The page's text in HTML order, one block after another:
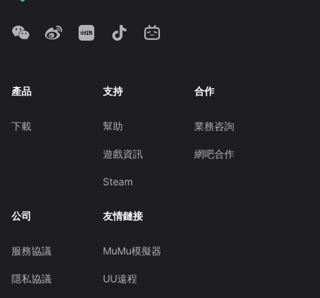
產品
下載
支持
幫助
遊戲資訊
Steam
合作
業務咨詢
網吧合作
公司
服務協議
隱私協議
友情鏈接
MuMu模擬器
UU遠程